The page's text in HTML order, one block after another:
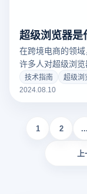
超级浏览器是
在跨境电商的领
许多人对超级浏览
用仍感到陌生。
为什么跨境大卖家
技术指南
超级浏
2024.08.10
1 2 ...